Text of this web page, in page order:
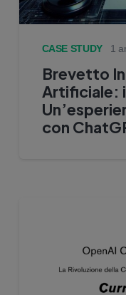
CASE STUDY 1
Brevetto
Artificiale:
con